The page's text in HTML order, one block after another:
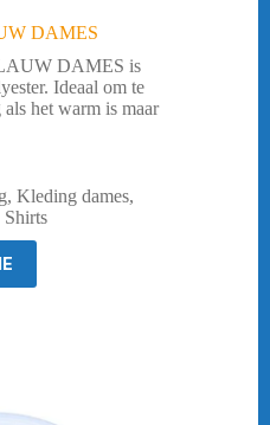
DAMES
DAMES is
Ideaal om te
het warm is maar
, Kleding dames,
Shirts